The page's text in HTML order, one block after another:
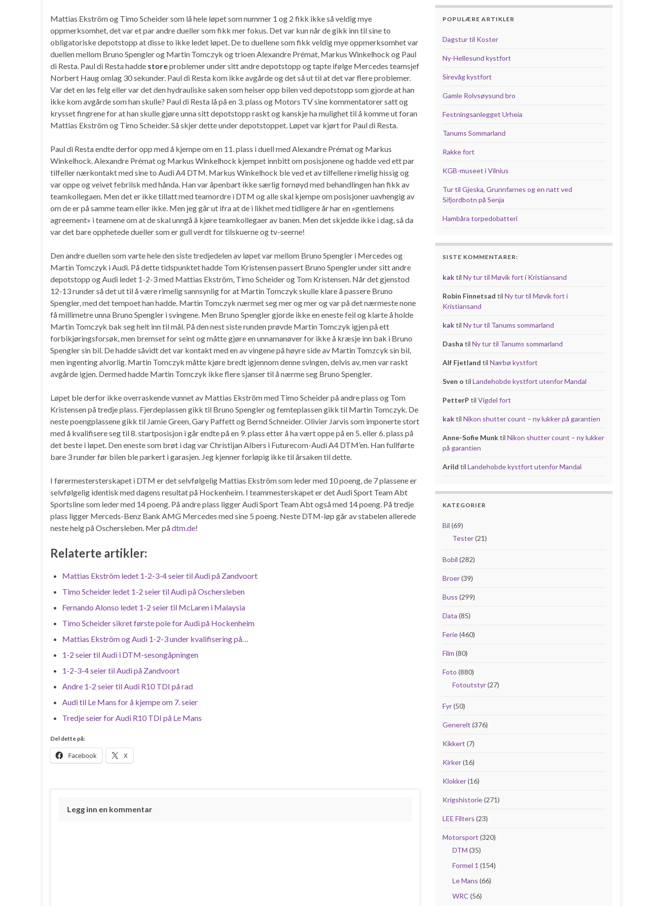
Mattias Ekström og Timo Scheider som lå hele løpet som nummer 1 og 2 fikk ikke så veldig mye
oppmerksomhet, det var et par andre dueller som fikk mer fokus. Det var kun når de gikk inn til sine to
obligatoriske depotstopp at disse to ikke ledet løpet. De to duellene som fikk veldig mye oppmerksomhet var
duellen mellom Bruno Spengler og Martin Tomczyk og trioen Alexandre Prémat, Markus Winkelhock og Paul
di Resta. Paul di Resta hadde storeproblemer under sitt andre depotstopp og tapte ifølge Mercedes teamsjef
Norbert Haug omlag 30 sekunder. Paul di Resta kom ikke avgårde og det så ut til at det var flere problemer.
Var det en løs felg eller var det den hydrauliske saken som heiser opp bilen ved depotstopp som gjorde at han
ikke kom avgårde som han skulle? Paul di Resta lå på en 3. plass og Motors TV sine kommentatorer satt og
krysset fingrene for at han skulle gjøre unna sitt depotstopp raskt og kanskje ha mulighet til å komme ut foran
Mattias Ekström og Timo Scheider. Så skjer dette under depotstoppet. Løpet var kjørt for Paul di Resta.
Paul di Resta endte derfor opp med å kjempe om en 11. plass i duell med Alexandre Prémat og Markus
Winkelhock. Alexandre Prémat og Markus Winkelhock kjempet innbitt om posisjonene og hadde ved ett par
tilfeller nærkontakt med sine to Audi A4 DTM. Markus Winkelhock ble ved et av tilfellene rimelig hissig og
var oppe og veivet febrilsk med hånda. Han var åpenbart ikke særlig fornøyd med behandlingen han fikk av
teamkollegaen. Men det er ikke tillatt med teamordre i DTM og alle skal kjempe om posisjoner uavhengig av
om de er på samme team eller ikke. Men jeg går ut ifra at de i likhet med tidligere år har en «gentlemens
agreement» i teamene om at de skal unngå å kjøre teamkollegaer av banen. Men det skjedde ikke i dag, så da
var det bare opphetede dueller som er gull verdt for tilskuerne og tv-seerne!
Den andre duellen som varte hele den siste tredjedelen av løpet var mellom Bruno Spengler i Mercedes og
Martin Tomczyk i Audi. På dette tidspunktet hadde Tom Kristensen passert Bruno Spengler under sitt andre
depotstopp og Audi ledet 1-2-3 med Mattias Ekström, Timo Scheider og Tom Kristensen. Når det gjenstod
12-13 runder så det ut til å være rimelig sannsynlig for at Martin Tomczyk skulle klare å passere Bruno
Spengler, med det tempoet han hadde. Martin Tomczyk nærmet seg mer og mer og var på det nærmeste none
få millimetre unna Bruno Spengler i svingene. Men Bruno Spengler gjorde ikke en eneste feil og klarte å holde
Martin Tomczyk bak seg helt inn til mål. På den nest siste runden prøvde Martin Tomczyk igjen på ett
forbikjøringsforsøk, men bremset for seint og måtte gjøre en unnamanøver for ikke å kræsje inn bak i Bruno
Spengler sin bil. De hadde såvidt det var kontakt med en av vingene på høyre side av Martin Tomzcyk sin bil,
men ingenting alvorlig. Martin Tomczyk måtte kjøre bredt igjennom denne svingen, delvis av, men var raskt
avgårde igjen. Dermed hadde Martin Tomczyk ikke flere sjanser til å nærme seg Bruno Spengler.
Løpet ble derfor ikke overraskende vunnet av Mattias Ekström med Timo Scheider på andre plass og Tom
Kristensen på tredje plass. Fjerdeplassen gikk til Bruno Spengler og femteplassen gikk til Martin Tomczyk. De
neste poengplassene gikk til Jamie Green, Gary Paffett og Bernd Schneider. Olivier Jarvis som imponerte stort
med å kvalifisere seg til 8. startposisjon i går endte på en 9. plass etter å ha vært oppe på en 5. eller 6. plass på
det beste i løpet. Den eneste som brøt i dag var Christijan Albers i Futurecom-Audi A4 DTM’en. Han fullførte
bare 3 runder før bilen ble parkert i garasjen. Jeg kjenner forløpig ikke til årsaken til dette.
I førermestersterskapet i DTM er det selvfølgelig Mattias Ekström som leder med 10 poeng, de 7 plassene er
selvfølgelig identisk med dagens resultat på Hockenheim. I teammesterskapet er det Audi Sport Team Abt
Sportsline som leder med 14 poeng. På andre plass ligger Audi Sport Team Abt også med 14 poeng. På tredje
plass ligger Merceds-Benz Bank AMG Mercedes med sine 5 poeng. Neste DTM-løp går av stabelen allerede
neste helg på Oschersleben. Mer pådtm.de!
Relaterte artikler:
Mattias Ekström ledet 1-2-3-4 seier til Audi på Zandvoort
Timo Scheider ledet 1-2 seier til Audi på Oschersleben
Fernando Alonso ledet 1-2 seier til McLaren i Malaysia
Timo Scheider sikret første pole for Audi på Hockenheim
Mattias Ekström og Audi 1-2-3 under kvalifisering på…
1-2 seier til Audi i DTM-sesongåpningen
1-2-3-4 seier til Audi på Zandvoort
Andre 1-2 seier til Audi R10 TDI på rad
Audi til Le Mans for å kjempe om 7. seier
Tredje seier for Audi R10 TDI på Le Mans
Del dette på:
Facebook X
Legg inn en kommentar
POPULÆRE ARTIKLER
Dagstur til Koster
Ny-Hellesund kystfort
Sirevåg kystfort
Gamle Rolvsøysund bro
Festningsanlegget Urheia
Tanums Sommarland
Rakke fort
KGB-museet i Vilnius
Tur til Gjeska, Grunnfarnes og en natt ved
Sifjordbotn på Senja
Hambåra torpedobatteri
SISTE KOMMENTARER:
kaktil Ny tur til Møvik fort i Kristiansand
Robin Finnetsad til Ny tur til Møvik fort i
Kristiansand
kaktil Ny tur til Tanums sommarland
Dasha til Ny tur til Tanums sommarland
Alf Fjetland til Nærbø kystfort
Sven o til Landehobde kystfort utenfor Mandal
PetterP til Vigdel fort
kaktil Nikon shutter count – ny lukker på garantien
Anne-Sofie Munktil Nikon shutter count – ny lukker
på garantien
Arild til Landehobde kystfort utenfor Mandal
KATEGORIER
Bil (69)
Tester(21)
Bobil (282)
Broer(39)
Buss (299)
Data (85)
Ferie(460)
Film (80)
Foto (880)
Fotoutstyr(27)
Fyr(50)
Generelt (376)
Kikkert (7)
Kirker(16)
Klokker(16)
Krigshistorie(271)
LEE Filters (23)
Motorsport (320)
DTM (35)
Formel 1 (154)
Le Mans (66)
WRC (56)